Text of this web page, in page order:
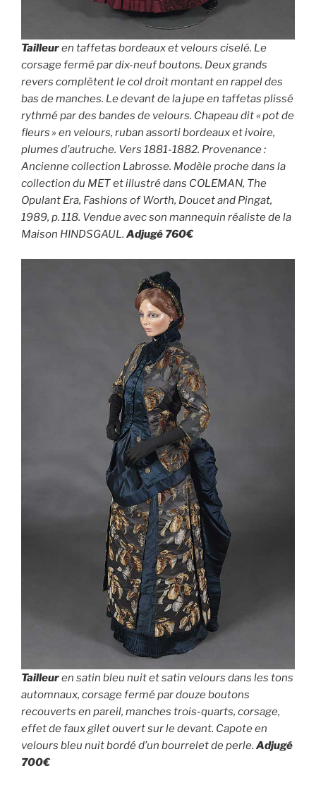
Tailleuren taffetas bordeaux et velours ciselé. Le
corsage fermé par dix-neuf boutons. Deux grands
revers complètent le col droit montant en rappel des
bas de manches. Le devant de la jupe en taffetas plissé
rythmé par des bandes de velours. Chapeau dit « pot de
fleurs » en velours, ruban assorti bordeaux et ivoire,
plumes d’autruche. Vers 1881-1882. Provenance :
Ancienne collection Labrosse. Modèle proche dans la
collection du MET et illustré dans COLEMAN, The
Opulant Era, Fashions of Worth, Doucet and Pingat,
1989, p. 118. Vendue avec son mannequin réaliste de la
Maison HINDSGAUL. Adjugé 760€
Tailleuren satin bleu nuit et satin velours dans les tons
automnaux, corsage fermé par douze boutons
recouverts en pareil, manches trois-quarts, corsage,
effet de faux gilet ouvert sur le devant. Capote en
velours bleu nuit bordé d’un bourrelet de perle. Adjugé
700€